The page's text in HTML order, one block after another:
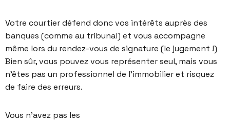
Votre courtier défend donc vos intérêts auprès des
banques (comme au tribunal) et vous accompagne
même lors du rendez-vous de signature (le jugement !)
Bien sûr, vous pouvez vous représenter seul, mais vous
n’êtes pas un professionnel de l’immobilier et risquez
de faire des erreurs.
Vous n’avez pas les